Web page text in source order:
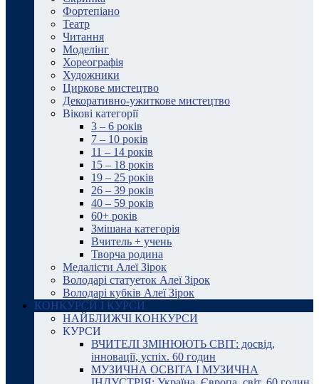
Фортепіано
Театр
Читання
Моделінг
Хореографія
Художники
Циркове мистецтво
Декоративно-ужиткове мистецтво
Вікові категорії
3 – 6 років
7 – 10 років
11 – 14 років
15 – 18 років
19 – 25 років
26 – 39 років
40 – 59 років
60+ років
Змішана категорія
Вчитель + учень
Творча родина
Медалісти Алеї Зірок
Володарі статуеток Алеї Зірок
Володарі кубків Алеї Зірок
КОНКУРСИ І КУРСИ
НАЙБЛИЖЧІ КОНКУРСИ
КУРСИ
ВЧИТЕЛІ ЗМІНЮЮТЬ СВІТ: досвід,
інновації, успіх. 60 годин
МУЗИЧНА ОСВІТА І МУЗИЧНА